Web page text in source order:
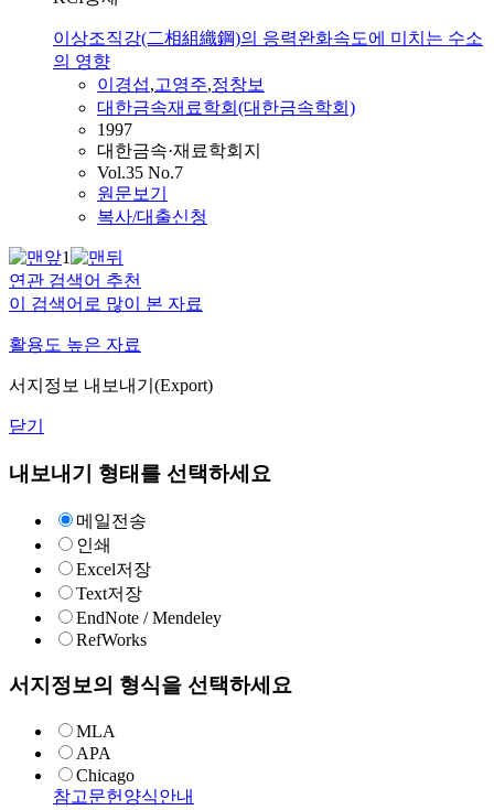
이상조직강(二相組織鋼)의 응력완화속도에 미치는 수소
의 영향
이경섭,고영주,정창보
대한금속재료학회(대한금속학회)
1997
대한금속·재료학회지
Vol.35 No.7
원문보기
복사/대출신청
1
연관 검색어 추천
이 검색어로 많이 본 자료
활용도 높은 자료
서지정보 내보내기(Export)
닫기
내보내기 형태를 선택하세요
메일전송
인쇄
Excel저장
Text저장
EndNote / Mendeley
RefWorks
서지정보의 형식을 선택하세요
MLA
APA
Chicago
참고문헌양식안내